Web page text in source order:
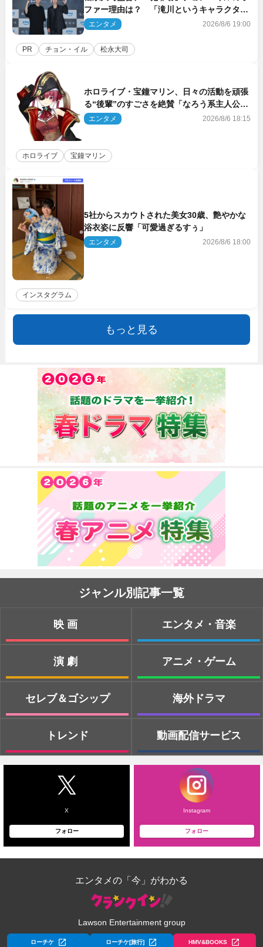
ファー理由は？ 「滝川というキャラクター
に出会えたことは本当に運が良かった」
エンタメ 2026/8/6 19:00
PR チョン・イル 松永大司
ホロライブ・宝鐘マリン、日々の活動を頑張
る“後輩”のすごさを絶賛「なろう系主人公ま
である」
エンタメ 2026/8/6 18:15
ホロライブ 宝鐘マリン
5社からスカウトされた美女30歳、艶やかな
浴衣姿に反響「可愛過ぎるすぅ」
エンタメ 2026/8/6 18:00
インスタグラム
もっと見る
ジャンル別記事一覧
映画
演劇
セレブ＆ゴシップ
トレンド
エンタメ・音楽
アニメ・ゲーム
海外ドラマ
動画配信サービス
X
フォロー
Instagram
フォロー
エンタメの「今」がわかる
Lawson Entertainment group
ローチケ ローチケ[旅行] HMV&BOOKS